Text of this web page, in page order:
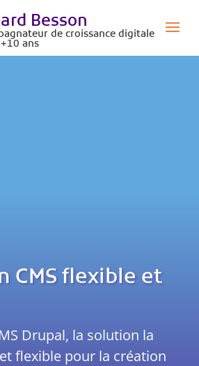
Besson
de croissance digitale
ans
CMS flexible et
Drupal, la solution la
flexible pour la création